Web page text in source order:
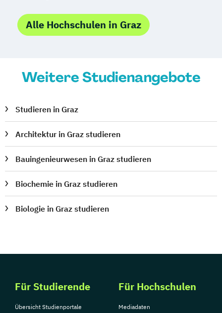
Pflegemanagement
Pflegepädagogik
Physiotherapie
Projektmanagement (DE/EN)
Verwaltungsfachangestellte
Public Relations und Kommunikation
Pädagogik Pädagogik
Bildungsberatung und Leitung
Robotics (DE/EN) Social Media
Softwareentwicklung (DE/EN)
Jugendliche
Sozialpädagogik und Inklusion
Alle Hochschulen in Graz
Weitere Studienangebote
Studieren in Graz
Architektur in Graz studieren
Bauingenieurwesen in Graz studieren
Biochemie in Graz studieren
Biologie in Graz studieren
Für Studierende
Übersicht Studienportale
Für Hochschulen
Mediadaten